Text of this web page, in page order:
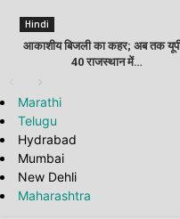
Hindi
आकाशीय बिजली का कहर; अब तक
40 राजस्थान में…
Marathi
Telugu
Hydrabad
Mumbai
New Dehli
Maharashtra